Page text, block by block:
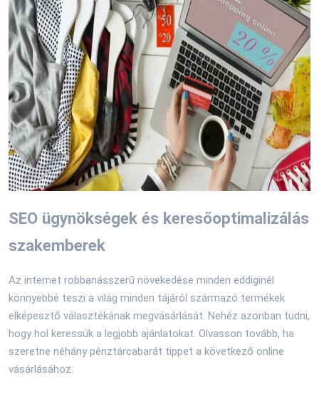
SEO ügynökségek és keresőoptimalizálás
szakemberek
Az internet robbanásszerű növekedése minden eddiginél
könnyebbé teszi a világ minden tájáról származó termékek
elképesztő választékának megvásárlását. Nehéz azonban tudni,
hogy hol keressük a legjobb ajánlatokat. Olvasson tovább, ha
szeretne néhány pénztárcabarát tippet a következő online
vásárlásához.